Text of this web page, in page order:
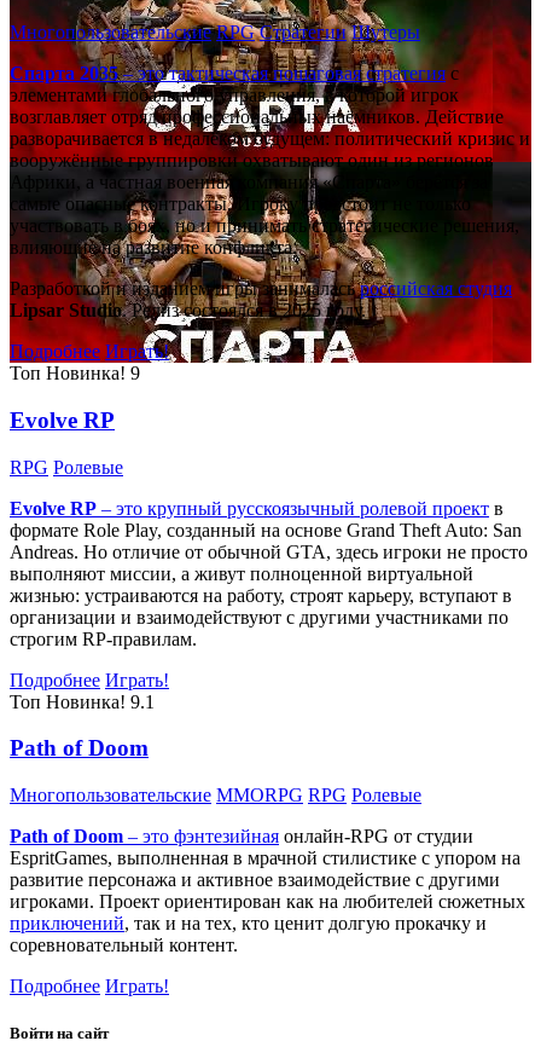
Многопользовательские RPG Стратегии Шутеры
Спарта 2035– это тактическаяпошаговая стратегияс
элементами глобального управления, в которой игрок
возглавляет отряд профессиональных наёмников. Действие
разворачивается в недалёком будущем: политический кризис и
вооружённые группировки охватывают один из регионов
Африки, а частная военная компания «Спарта» берётся за
самые опасные контракты. Игроку предстоит не только
участвовать в боях, но и принимать стратегические решения,
влияющие на развитие конфликта.
Разработкой и изданием игры занималасьроссийская студия
Lipsar Studio. Релиз состоялся в 2025 году.
Подробнее Играть!
Топ Новинка! 9
Evolve RP
RPG Ролевые
Evolve RP – это крупный русскоязычный ролевой проект в
формате Role Play, созданный на основе Grand Theft Auto: San
Andreas. Но отличие от обычной GTA, здесь игроки не просто
выполняют миссии, а живут полноценной виртуальной
жизнью: устраиваются на работу, строят карьеру, вступают в
организации и взаимодействуют с другими участниками по
строгим RP-правилам.
Подробнее Играть!
Топ Новинка! 9.1
Path of Doom
Многопользовательские MMORPG RPG Ролевые
Path of Doom – это фэнтезийная онлайн-RPG от студии
EspritGames, выполненная в мрачной стилистике с упором на
развитие персонажа и активное взаимодействие с другими
игроками. Проект ориентирован как на любителей сюжетных
приключений, так и на тех, кто ценит долгую прокачку и
соревновательный контент.
Подробнее Играть!
Войти на сайт